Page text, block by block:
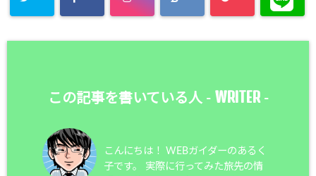
この記事を書いている人 - WRITER-
こんにちは！ WEBガイダーのあるく
子です。 実際に行ってみた旅先の情